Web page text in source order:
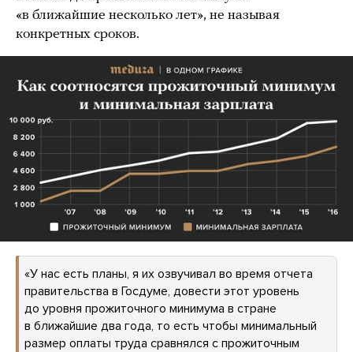
«в ближайшие несколько лет», не называя
конкретных сроков.
«У нас есть планы, я их озвучивал во время отчета
правительства в Госдуме, довести этот уровень
до уровня прожиточного минимума в стране
в ближайшие два года, то есть чтобы минимальный
размер оплаты труда сравнялся с прожиточным